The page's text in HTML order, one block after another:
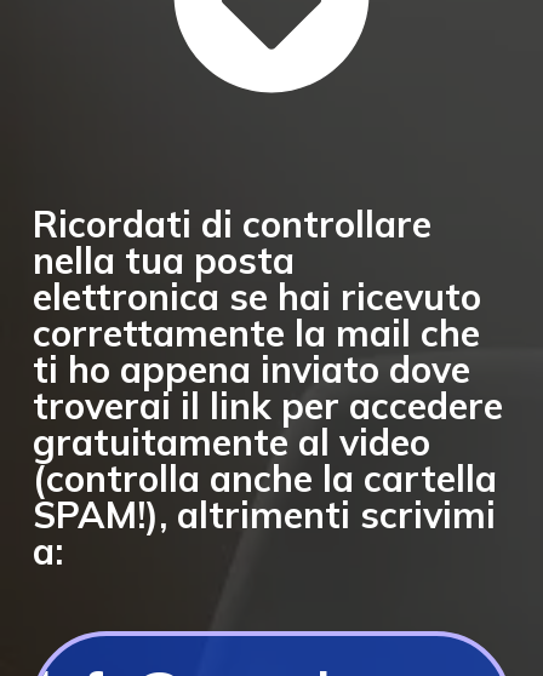
Ricordati di controllare
nella tua posta
elettronica se hai ricevuto
correttamente la mail che
ti ho appena inviato dove
troverai il link per accedere
gratuitamente al video
(controlla anche la cartella
SPAM!), altrimenti scrivimi
a: